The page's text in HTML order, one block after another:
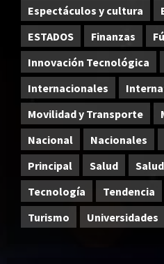
Espectáculos y cultura
ESTADOS
Finanzas
Innovación Tecnológica
Internacionales
Movilidad y Transporte
Nacional
Nacionales
Principal
Salud
Tecnología
Tendencia
Turismo
Universidades